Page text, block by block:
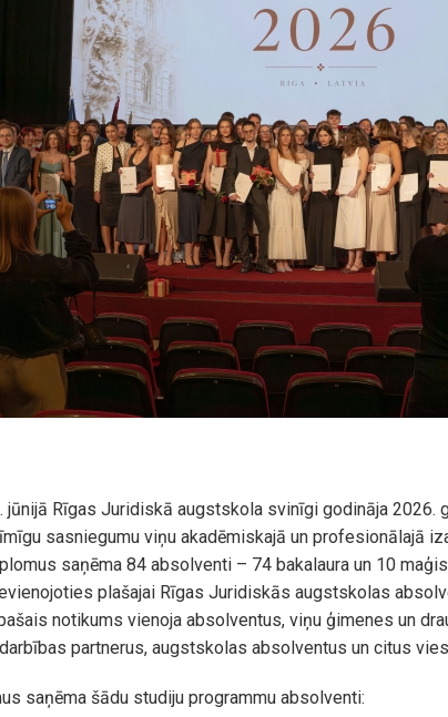
jūnijā Rīgas Juridiskā augstskola svinīgi godināja 2026.
sasniegumu viņu akadēmiskajā un profesionālajā
saņēma 84 absolventi – 74 bakalaura un 10
plašajai Rīgas Juridiskās augstskolas
notikums vienoja absolventus, viņu ģimenes un
partnerus, augstskolas absolventus un citus
saņēma šādu studiju programmu absolventi: